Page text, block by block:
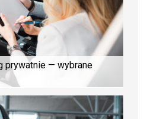
prywatnie — wybrane